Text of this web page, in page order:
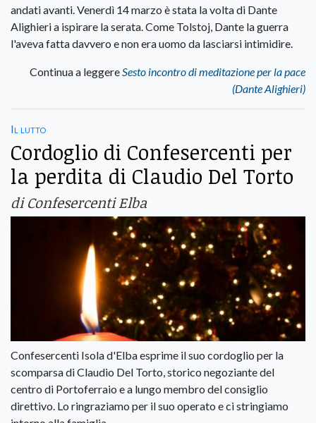
andati avanti. Venerdì 14 marzo è stata la volta di Dante
Alighieri a ispirare la serata. Come Tolstoj, Dante la guerra
l'aveva fatta davvero e non era uomo da lasciarsi intimidire.
Continua a leggere Sesto incontro di meditazione per la pace
(Dante Alighieri)
Il lutto
Cordoglio di Confesercenti per
la perdita di Claudio Del Torto
di Confesercenti Elba
Confesercenti Isola d'Elba esprime il suo cordoglio per la
scomparsa di Claudio Del Torto, storico negoziante del
centro di Portoferraio e a lungo membro del consiglio
direttivo. Lo ringraziamo per il suo operato e ci stringiamo